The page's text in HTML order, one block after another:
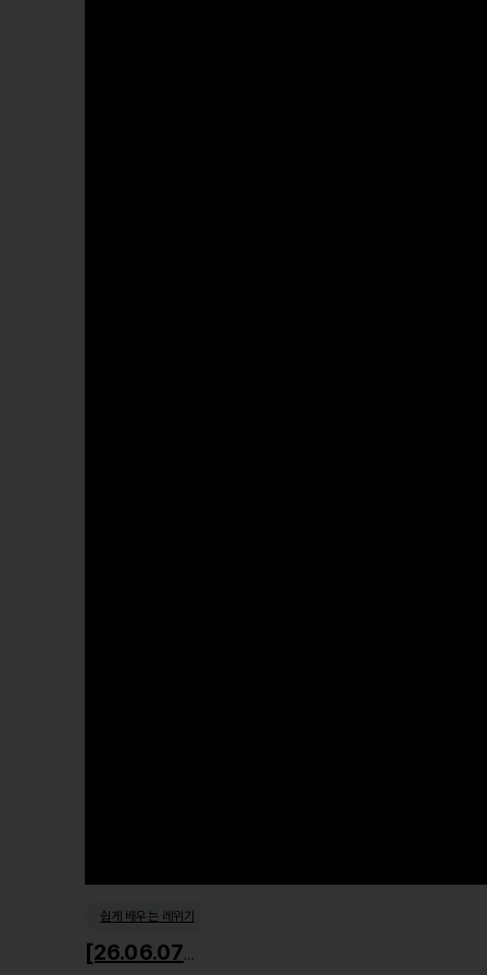
쉽게 배우는 레위기
[26.06.07] 거룩한 사회윤리1